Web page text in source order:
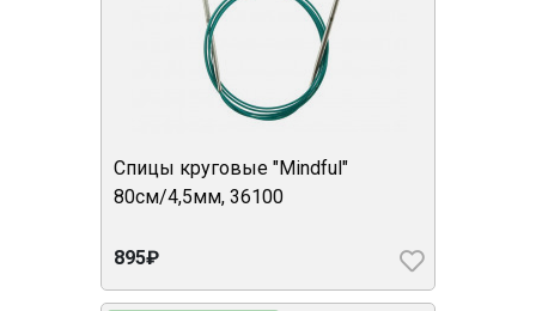
Спицы круговые "Mindful"
80см/4,5мм, 36100
895₽